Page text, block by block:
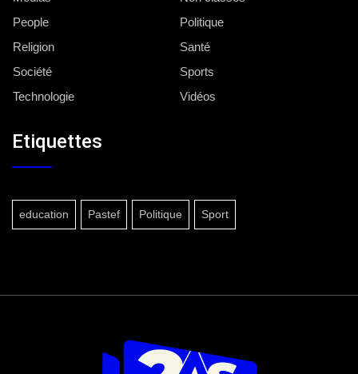
People
Politique
Religion
Santé
Société
Sports
Technologie
Vidéos
Etiquettes
education Pastef Politique Sport